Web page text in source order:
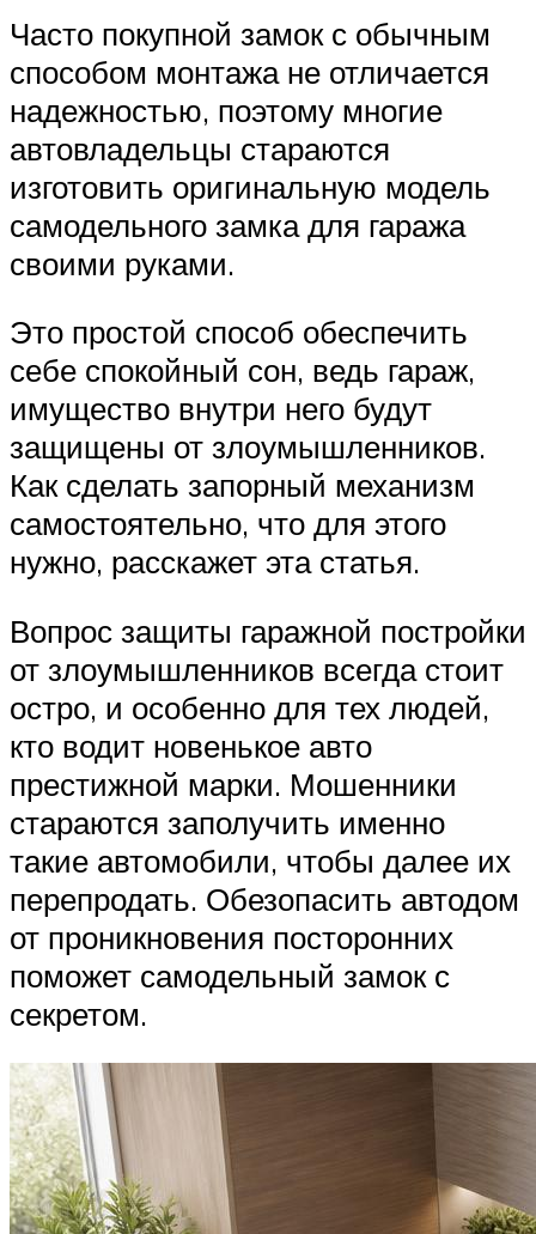
Часто покупной замок с обычным
способом монтажа не отличается
надежностью, поэтому многие
автовладельцы стараются
изготовить оригинальную модель
самодельного замка для гаража
своими руками.
Это простой способ обеспечить
себе спокойный сон, ведь гараж,
имущество внутри него будут
защищены от злоумышленников.
Как сделать запорный механизм
самостоятельно, что для этого
нужно, расскажет эта статья.
Вопрос защиты гаражной постройки
от злоумышленников всегда стоит
остро, и особенно для тех людей,
кто водит новенькое авто
престижной марки. Мошенники
стараются заполучить именно
такие автомобили, чтобы далее их
перепродать. Обезопасить автодом
от проникновения посторонних
поможет самодельный замок с
секретом.